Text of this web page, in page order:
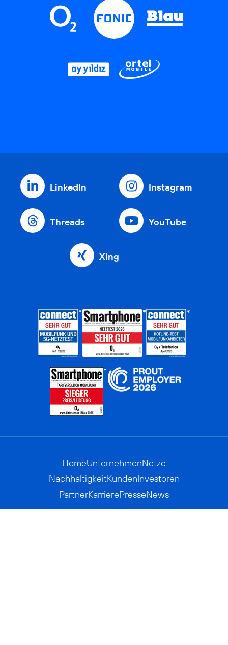
LinkedIn Instagram
Threads YouTube
Xing
HomeUnternehmenNetze
NachhaltigkeitKundenInvestoren
PartnerKarrierePresseNews